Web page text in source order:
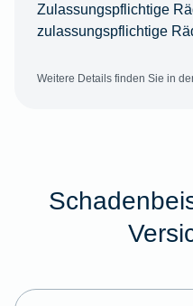
Zulassungspflichtige
zulassungspflichtige
Weitere Details finden Sie in